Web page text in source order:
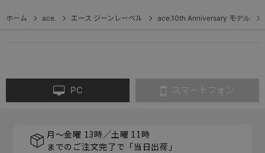
ホーム ace. エース ジーンレーベル ace.10th Anniversary モデル
PC スマートフォン
月～金曜 13時／土曜 11時
までのご注文完了で「当日出荷」